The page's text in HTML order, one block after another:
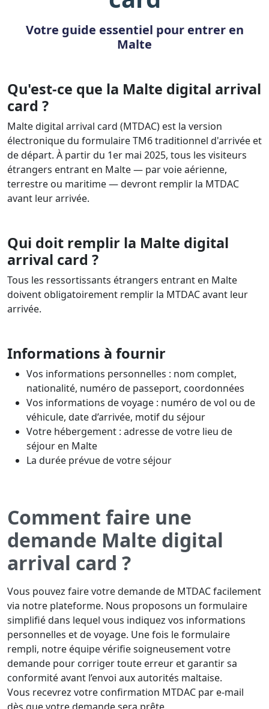
Votre guide essentiel pour entrer en
Malte
Qu'est-ce que la Malte digital arrival
card ?
Malte digital arrival card (MTDAC) est la version
électronique du formulaire TM6 traditionnel d'arrivée et
de départ. À partir du 1er mai 2025, tous les visiteurs
étrangers entrant en Malte — par voie aérienne,
terrestre ou maritime — devront remplir la MTDAC
avant leur arrivée.
Qui doit remplir la Malte digital
arrival card ?
Tous les ressortissants étrangers entrant en Malte
doivent obligatoirement remplir la MTDAC avant leur
arrivée.
Informations à fournir
Vos informations personnelles : nom complet,
nationalité, numéro de passeport, coordonnées
Vos informations de voyage : numéro de vol ou de
véhicule, date d’arrivée, motif du séjour
Votre hébergement : adresse de votre lieu de
séjour en Malte
La durée prévue de votre séjour
Comment faire une
demande Malte digital
arrival card ?
Vous pouvez faire votre demande de MTDAC facilement
via notre plateforme. Nous proposons un formulaire
simplifié dans lequel vous indiquez vos informations
personnelles et de voyage. Une fois le formulaire
rempli, notre équipe vérifie soigneusement votre
demande pour corriger toute erreur et garantir sa
conformité avant l’envoi aux autorités maltaise.
Vous recevrez votre confirmation MTDAC par e-mail